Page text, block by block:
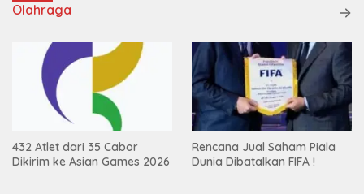
Olahraga
432 Atlet dari 35 Cabor
Dikirim ke Asian Games 2026
Rencana Jual Saham Piala
Dunia Dibatalkan FIFA !